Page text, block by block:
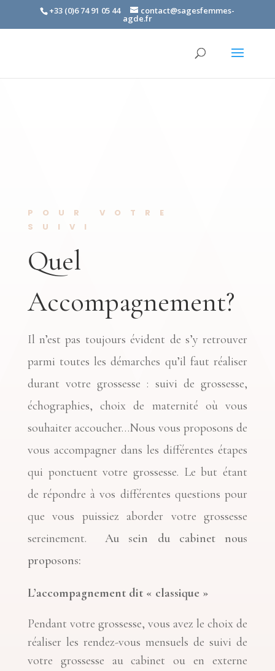
+33 (0)6 74 91 05 44 contact@sagesfemmes-
agde.fr
POUR VOTRE
SUIVI
Quel
Accompagnement?
Il n’est pas toujours évident de s’y retrouver
parmi toutes les démarches qu’il faut réaliser
durant votre grossesse : suivi de grossesse,
échographies, choix de maternité où vous
souhaiter accoucher…Nous vous proposons de
vous accompagner dans les différentes étapes
qui ponctuent votre grossesse. Le but étant
de répondre à vos différentes questions pour
que vous puissiez aborder votre grossesse
sereinement.
Au sein du cabinet nous
proposons:
L’accompagnement dit « classique »
Pendant votre grossesse, vous avez le choix de
réaliser les rendez-vous mensuels de suivi de
votre grossesse au cabinet ou en externe